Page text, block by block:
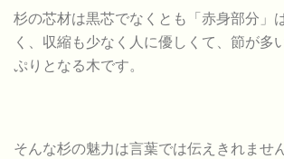
杉の芯材は黒芯でなくとも「赤身部分」
く、収縮も少なく人に優しくて、節が多
ぷりとなる木です。
そんな杉の魅力は言葉では伝えきれませ